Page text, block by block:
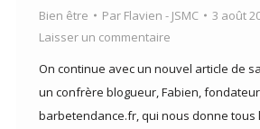
Bien être Par Flavien - JSMC
3 août
Laisser un commentaire
On continue avec un nouvel article de
un confrère blogueur, Fabien,
barbetendance.fr, qui nous donne tous